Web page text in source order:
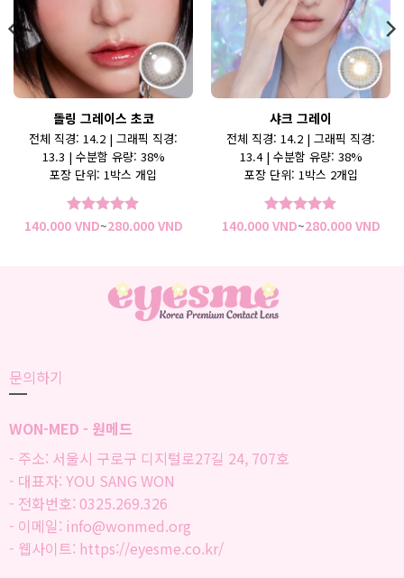
돌링 그레이스 초코
전체 직경: 14.2 | 그래픽 직경:
13.3 | 수분함 유량: 38%
포장 단위: 1박스 개입
5 중에서 5
140.000 VND~280.000 VND가
샤크 그레이
전체 직경: 14.2 | 그래픽 직경:
13.4 | 수분함 유량: 38%
포장 단위: 1박스 2개입
5 중에서 5
140.000 VND~280.000 VND가
문의하기
WON-MED - 원메드
- 주소: 서울시 구로구 디지털로27길 24, 707호
- 대표자: YOU SANG WON
- 전화번호: 0325.269.326
- 이메일: info@wonmed.org
- 웹사이트: https://eyesme.co.kr/